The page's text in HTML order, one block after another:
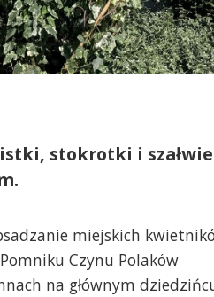
stokrotki i
miejskich
Czynu Polaków
na głównym